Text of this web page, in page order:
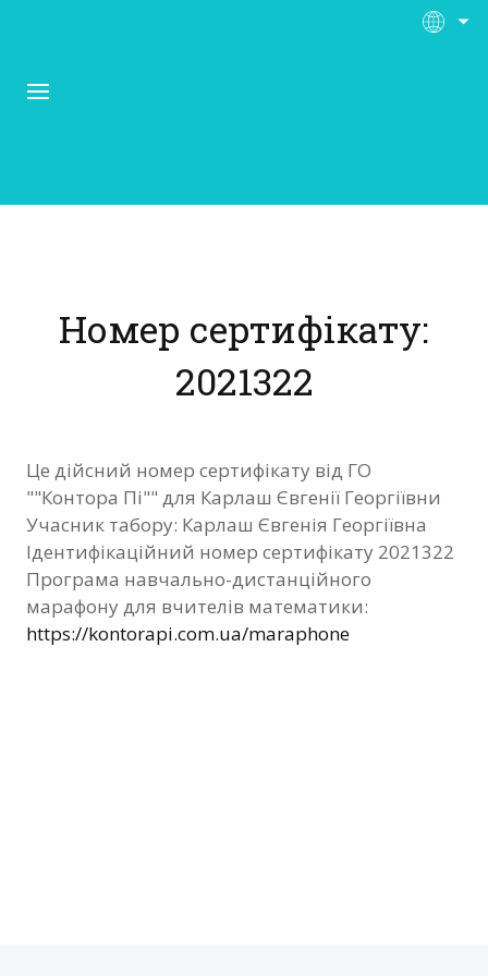
Матеріали
Нас підтримують
Фотозвіт
Видані сертифікати
Контакти
Номер сертифікату:
2021322
Це дійсний номер сертифікату від ГО
""Контора Пі"" для Карлаш Євгенії Георгіївни
Учасник табору: Карлаш Євгенія Георгіївна
Ідентифікаційний номер сертифікату 2021322
Програма навчально-дистанційного
марафону для вчителів математики:
https://kontorapi.com.ua/maraphone